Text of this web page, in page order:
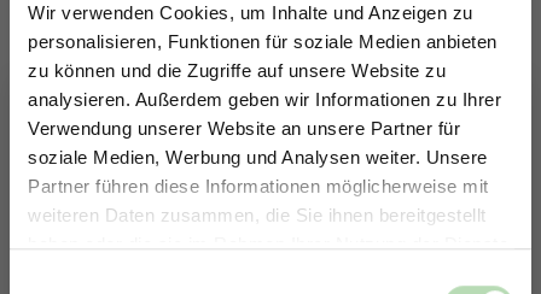
Wir verwenden Cookies, um Inhalte und Anzeigen zu
personalisieren, Funktionen für soziale Medien anbieten
zu können und die Zugriffe auf unsere Website zu
analysieren. Außerdem geben wir Informationen zu Ihrer
Verwendung unserer Website an unsere Partner für
soziale Medien, Werbung und Analysen weiter. Unsere
Partner führen diese Informationen möglicherweise mit
weiteren Daten zusammen, die Sie ihnen bereitgestellt
haben oder die sie im Rahmen Ihrer Nutzung der Dienste
ERHALTE 5% RABATT AUF
DEINE RÜCKWÄNDE